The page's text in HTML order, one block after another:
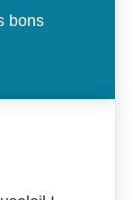
bons